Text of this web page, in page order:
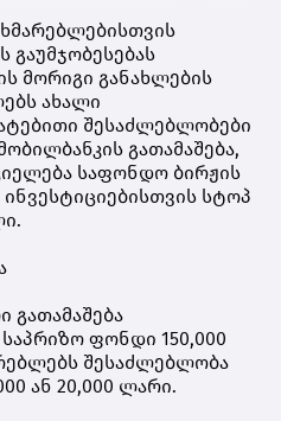
მორიგი განახლების
ახალი
შესაძლებლობები
გათამაშება,
საფონდო ბირჟის
ინვესტიციებისთვის სტოპ
გათამაშება
ფონდი 150,000
შესაძლებლობა
ან 20,000 ლარი.